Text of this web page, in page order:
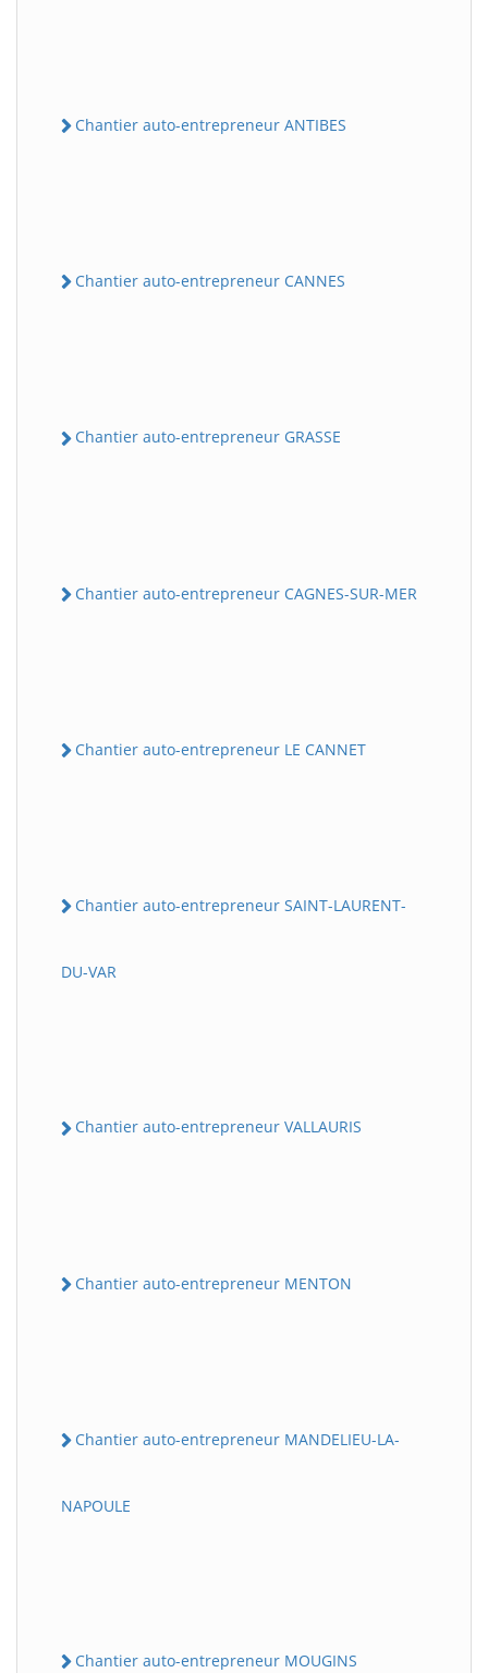
Chantier auto-entrepreneur ANTIBES
Chantier auto-entrepreneur CANNES
Chantier auto-entrepreneur GRASSE
Chantier auto-entrepreneur CAGNES-SUR-MER
Chantier auto-entrepreneur LE CANNET
Chantier auto-entrepreneur SAINT-LAURENT-
DU-VAR
Chantier auto-entrepreneur VALLAURIS
Chantier auto-entrepreneur MENTON
Chantier auto-entrepreneur MANDELIEU-LA-
NAPOULE
Chantier auto-entrepreneur MOUGINS